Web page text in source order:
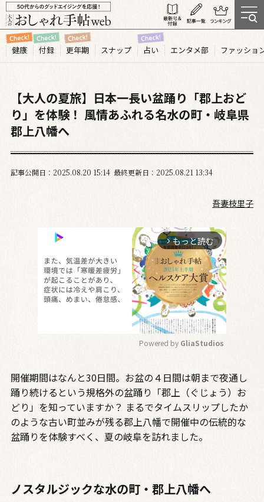
健康 付録 更年期 スナップ 占い エンタメ部 ファッショ
【大人の夏旅】日本一長い盆踊り「郡上おど
り」を体験！ 風情あふれる名水の町・岐阜県
郡上八幡へ
記事公開日 2025.08 20 15:14 最終更新日 2025.08.21 13:34
吾妻枝里子
arrow_forward_ios もっと読む
u
t
Powered by GliaStudios
開催期間はなんと30日間。お盆の４日間は朝まで夜通し
踊り続けるという規格外の盆踊り「郡上（ぐじょう）お
どり」を知っていますか？ まるでタイムスリップしたか
のような古い町並みが残る郡上八幡で開催中の伝統的な
盆踊りを体験すべく、夏の岐阜を訪れました。
ノスタルジックな水の町・郡上八幡へ